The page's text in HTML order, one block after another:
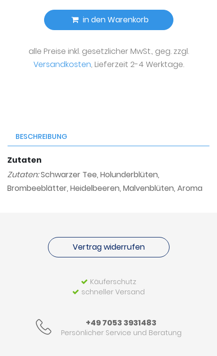
in den Warenkorb
alle Preise inkl. gesetzlicher MwSt., geg. zzgl.
Versandkosten, Lieferzeit 2-4 Werktage.
BESCHREIBUNG
Zutaten
Zutaten:Schwarzer Tee, Holunderblüten,
Brombeeblätter, Heidelbeeren, Malvenblüten, Aroma
Vertrag widerrufen
Käuferschutz
schneller Versand
+49 7053 3931483
Persönlicher Service und Beratung